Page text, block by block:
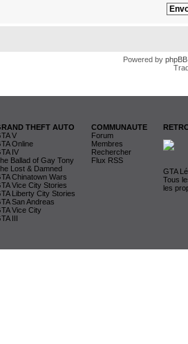
Powered by phpBB
THEFT AUTO
V
Online
IV
Ballad of Gay Tony
Lost & Damned
Chinatown Wars
Vice City Stories
Liberty City Stories
San Andreas
Vice City
III
COMMUNAUTE
Forum
Membres
Rechercher
Flux RSS
GTA
Tous
les